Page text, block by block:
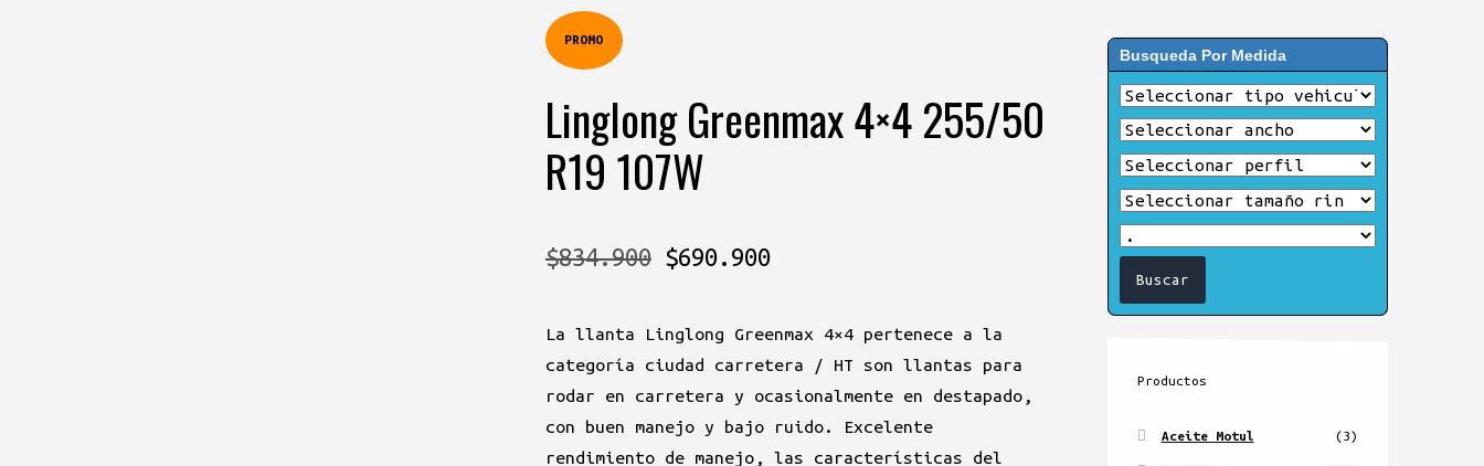
PROMO
Linglong Greenmax 4×4 255/50
R19 107W
$834.900 El
original
era:
$834.900.
$690.900El
actual
es:
$690.900.
La llanta Linglong Greenmax 4×4 pertenece a la
categoría ciudad carretera / HT son llantas para
rodar en carretera y ocasionalmente en destapado,
con buen manejo y bajo ruido. Excelente
rendimiento de manejo, las características del
Busqueda Por Medida
Productos
Aceite Motul (3)